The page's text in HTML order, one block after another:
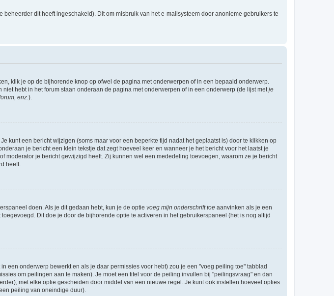
dit heeft ingeschakeld). Dit om misbruik van het e-mailsysteem door anonieme gebruikers te
klik je op de bijhorende knop op ofwel de pagina met onderwerpen of in een bepaald onderwerp.
hebt in het forum staan onderaan de pagina met onderwerpen of in een onderwerp (de lijst met je
enz. ).
kunt een bericht wijzigen (soms maar voor een beperkte tijd nadat het geplaatst is) door te klikken op
je bericht een klein tekstje dat zegt hoeveel keer en wanneer je het bericht voor het laatst je
je bericht gewijzigd heeft. Zij kunnen wel een mededeling toevoegen, waarom ze je bericht
heeft.
doen. Als je dit gedaan hebt, kun je de optie voeg mijn onderschrift toe aanvinken als je een
Dit doe je door de bijhorende optie te activeren in het gebruikerspaneel (het is nog altijd
een onderwerp bewerkt en als je daar permissies voor hebt) zou je een "voeg peiling toe" tabblad
om peilingen aan te maken). Je moet een titel voor de peiling invullen bij "peilingsvraag" en dan
met elke optie gescheiden door middel van een nieuwe regel. Je kunt ook instellen hoeveel opties
peiling van oneindige duur).